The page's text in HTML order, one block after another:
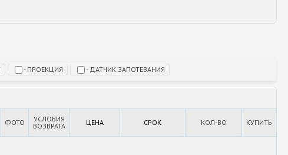
- ПРОЕКЦИЯ - ДАТЧИК ЗАПОТЕВАНИЯ
ФОТО
УСЛОВИЯ
ВОЗВРАТА
ЦЕНА СРОК КОЛ-ВО КУПИТЬ